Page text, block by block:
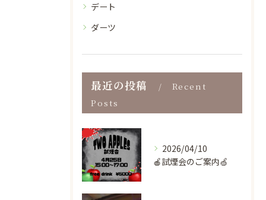
デート
ダーツ
最近の投稿
Recent
Posts
2026/04/10
🍎試煙会のご案内🍏